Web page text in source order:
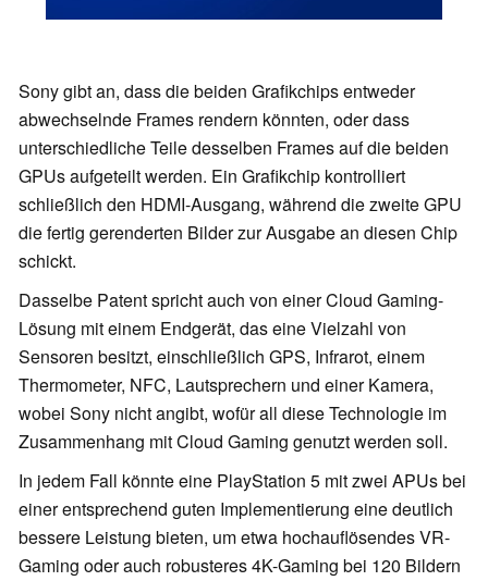
Sony gibt an, dass die beiden Grafikchips entweder
abwechselnde Frames rendern könnten, oder dass
unterschiedliche Teile desselben Frames auf die beiden
GPUs aufgeteilt werden. Ein Grafikchip kontrolliert
schließlich den HDMI-Ausgang, während die zweite GPU
die fertig gerenderten Bilder zur Ausgabe an diesen Chip
schickt.
Dasselbe Patent spricht auch von einer Cloud Gaming-
Lösung mit einem Endgerät, das eine Vielzahl von
Sensoren besitzt, einschließlich GPS, Infrarot, einem
Thermometer, NFC, Lautsprechern und einer Kamera,
wobei Sony nicht angibt, wofür all diese Technologie im
Zusammenhang mit Cloud Gaming genutzt werden soll.
In jedem Fall könnte eine PlayStation 5 mit zwei APUs bei
einer entsprechend guten Implementierung eine deutlich
bessere Leistung bieten, um etwa hochauflösendes VR-
Gaming oder auch robusteres 4K-Gaming bei 120 Bildern